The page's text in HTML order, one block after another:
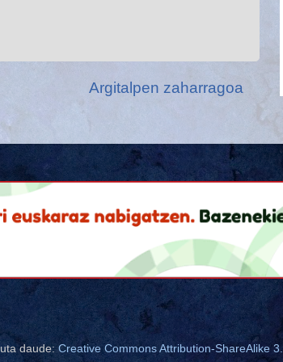
Argitalpen zaharragoa
daude:Creative Commons Attribution-ShareAlike